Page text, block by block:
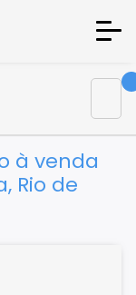
à venda
Rio de